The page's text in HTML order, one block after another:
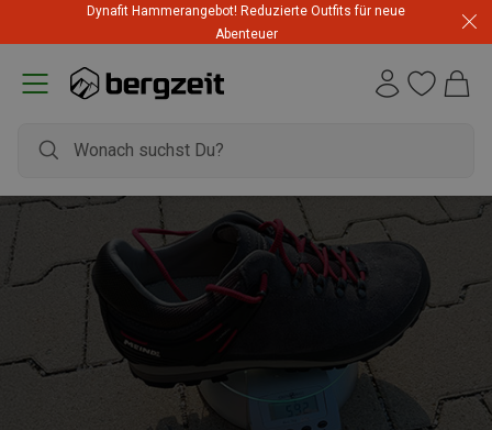
Dynafit Hammerangebot! Reduzierte Outfits für neue
Abenteuer